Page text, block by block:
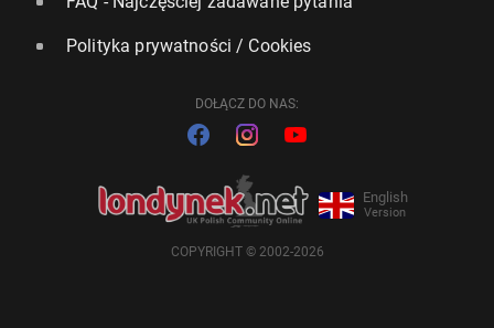
Polityka prywatności / Cookies
DOŁĄCZ DO NAS:
English
Version
COPYRIGHT © 2002-2026